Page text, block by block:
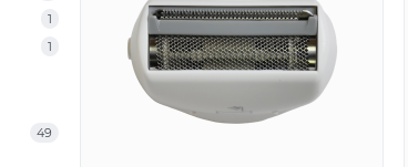
1
1
49